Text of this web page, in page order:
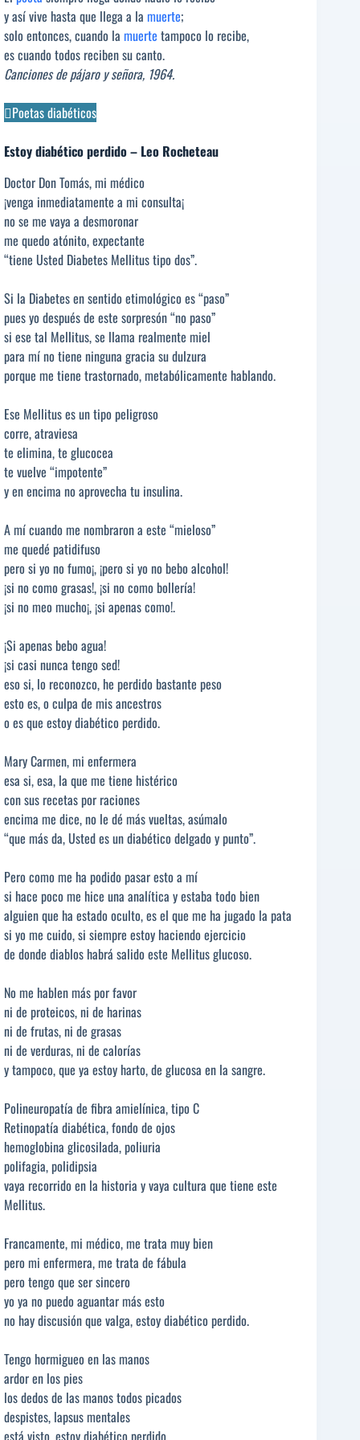
y así vive hasta que llega a la muerte;
solo entonces, cuando la muerte tampoco lo recibe,
es cuando todos reciben su canto.
Canciones de pájaro y señora, 1964.
Poetas diabéticos
Estoy diabético perdido – Leo Rocheteau
Doctor Don Tomás, mi médico
¡venga inmediatamente a mi consulta¡
no se me vaya a desmoronar
me quedo atónito, expectante
“tiene Usted Diabetes Mellitus tipo dos”.
Si la Diabetes en sentido etimológico es “paso”
pues yo después de este sorpresón “no paso”
si ese tal Mellitus, se llama realmente miel
para mí no tiene ninguna gracia su dulzura
porque me tiene trastornado, metabólicamente hablando.
Ese Mellitus es un tipo peligroso
corre, atraviesa
te elimina, te glucocea
te vuelve “impotente”
y en encima no aprovecha tu insulina.
A mí cuando me nombraron a este “mieloso”
me quedé patidifuso
pero si yo no fumo¡, ¡pero si yo no bebo alcohol!
¡si no como grasas!, ¡si no como bollería!
¡si no meo mucho¡, ¡si apenas como!.
¡Si apenas bebo agua!
¡si casi nunca tengo sed!
eso si, lo reconozco, he perdido bastante peso
esto es, o culpa de mis ancestros
o es que estoy diabético perdido.
Mary Carmen, mi enfermera
esa si, esa, la que me tiene histérico
con sus recetas por raciones
encima me dice, no le dé más vueltas, asúmalo
“que más da, Usted es un diabético delgado y punto”.
Pero como me ha podido pasar esto a mí
si hace poco me hice una analítica y estaba todo bien
alguien que ha estado oculto, es el que me ha jugado la pata
si yo me cuido, si siempre estoy haciendo ejercicio
de donde diablos habrá salido este Mellitus glucoso.
No me hablen más por favor
ni de proteicos, ni de harinas
ni de frutas, ni de grasas
ni de verduras, ni de calorías
y tampoco, que ya estoy harto, de glucosa en la sangre.
Polineuropatía de fibra amielínica, tipo C
Retinopatía diabética, fondo de ojos
hemoglobina glicosilada, poliuria
polifagia, polidipsia
vaya recorrido en la historia y vaya cultura que tiene este
Mellitus.
Francamente, mi médico, me trata muy bien
pero mi enfermera, me trata de fábula
pero tengo que ser sincero
yo ya no puedo aguantar más esto
no hay discusión que valga, estoy diabético perdido.
Tengo hormigueo en las manos
ardor en los pies
los dedos de las manos todos picados
despistes, lapsus mentales
está visto, estoy diabético perdido.